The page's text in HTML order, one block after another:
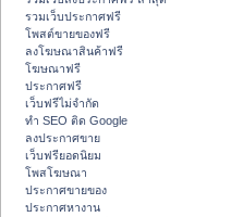
รวมเว็บประกาศฟรี
โพสต์ขายของฟรี
ลงโฆษณาสินค้าฟรี
โฆษณาฟรี
ประกาศฟรี
เว็บฟรีไม่จำกัด
ทำ SEO ติด Google
ลงประกาศขาย
เว็บฟรียอดนิยม
โพสโฆษณา
ประกาศขายของ
ประกาศหางาน